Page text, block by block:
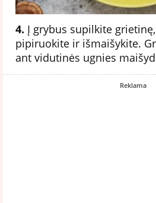
4. Į grybus supilkite
pipiruokite ir išmaišykite.
ant vidutinės ugnies
Reklama